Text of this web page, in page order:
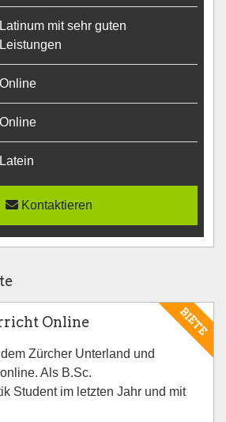
Latinum mit sehr guten
Leistungen
Online
Online
Latein
Kontaktieren
BIETE
Online
Zürcher Unterland und
Als B.Sc.
Student im letzten Jahr und mit